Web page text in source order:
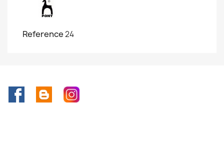
Reference24
FacebookRss Instagram